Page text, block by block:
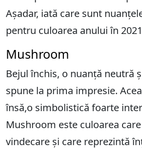
Așadar, iată care sunt
pentru culoarea anului în
Mushroom
Bejul închis, o nuanță neutră
spune la prima impresie.
însă,o simbolistică foarte
Mushroom este culoarea
vindecare și care reprezintă